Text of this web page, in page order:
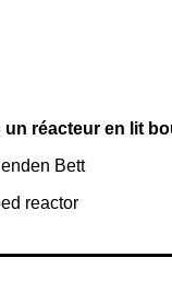
réacteur en lit
Bett
reactor